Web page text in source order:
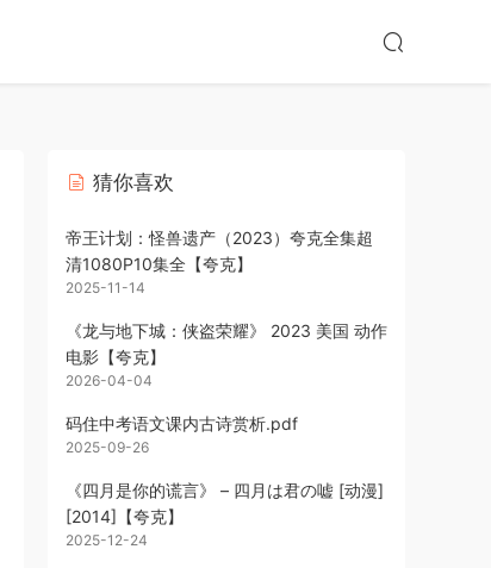
猜你喜欢
帝王计划：怪兽遗产（2023）夸克全集超
清1080P10集全【夸克】
2025-11-14
《龙与地下城：侠盗荣耀》 2023 美国 动作
电影【夸克】
2026-04-04
码住中考语文课内古诗赏析.pdf
2025-09-26
《四月是你的谎言》 – 四月は君の嘘 [动漫]
[2014]【夸克】
2025-12-24